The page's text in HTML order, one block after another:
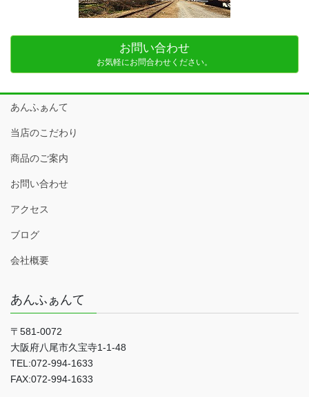
お問い合わせ
お気軽にお問合わせください。
あんふぁんて
当店のこだわり
商品のご案内
お問い合わせ
アクセス
ブログ
会社概要
あんふぁんて
〒581-0072
大阪府八尾市久宝寺1-1-48
TEL:072-994-1633
FAX:072-994-1633